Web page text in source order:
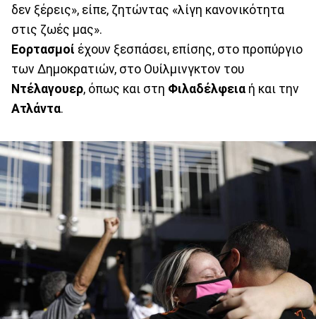
δεν ξέρεις», είπε, ζητώντας «λίγη κανονικότητα
στις ζωές μας».
Εορτασμοί έχουν ξεσπάσει, επίσης, στο προπύργιο
των Δημοκρατιών, στο Ουίλμινγκτον του
Ντέλαγουερ, όπως και στη Φιλαδέλφεια ή και την
Ατλάντα.